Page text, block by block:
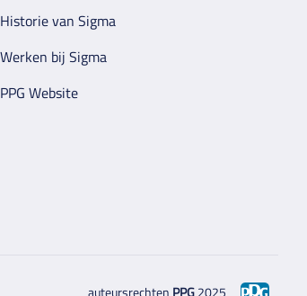
Historie van Sigma
Werken bij Sigma
PPG Website
auteursrechten PPG2025